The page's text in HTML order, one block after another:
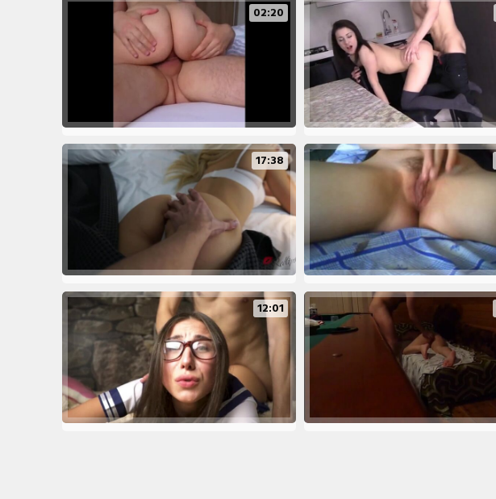
02:20
17:38
12:01